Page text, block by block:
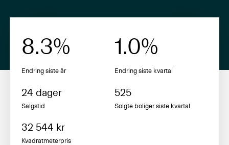
8.3%
Endring siste år
1.0%
Endring siste kvartal
24 dager
Salgstid
525
Solgte boliger siste kvartal
32 544 kr
Kvadratmeterpris